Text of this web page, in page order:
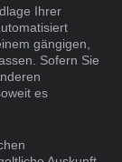
Ihrer
gängigen,
Sofern Sie
es